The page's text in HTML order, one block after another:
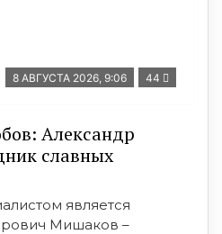
8 АВГУСТА 2026, 9:06 44
Александр
славных
является
Мишаков –